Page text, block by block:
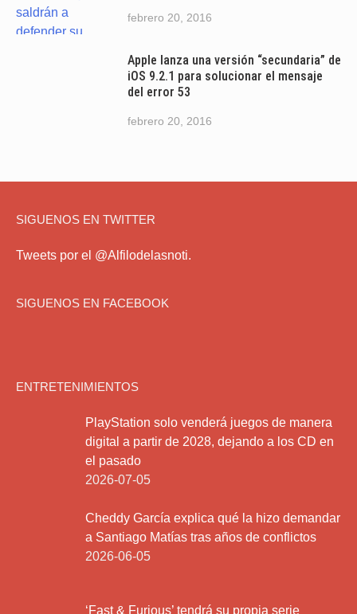
febrero 20, 2016
Apple lanza una versión “secundaria” de
iOS 9.2.1 para solucionar el mensaje
del error 53
febrero 20, 2016
SIGUENOS EN TWITTER
Tweets por el @Alfilodelasnoti.
SIGUENOS EN FACEBOOK
ENTRETENIMIENTOS
PlayStation solo venderá juegos de manera
digital a partir de 2028, dejando a los CD en
el pasado
2026-07-05
Cheddy García explica qué la hizo demandar
a Santiago Matías tras años de conflictos
2026-06-05
‘Fast & Furious’ tendrá su propia serie